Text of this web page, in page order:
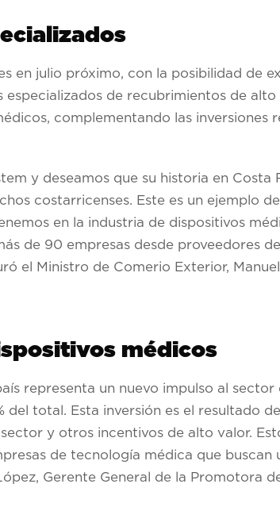
en julio próximo, con la posibilidad de
especializados de recubrimientos de
complementando las inversiones
y deseamos que su historia en Costa
costarricenses. Este es un ejemplo
en la industria de dispositivos
de 90 empresas desde proveedores
el Ministro de Comerio Exterior,
médicos
representa un nuevo impulso al
del total. Esta inversión es el resultado
y otros incentivos de alto valor.
de tecnología médica que
Gerente General de la Promotora